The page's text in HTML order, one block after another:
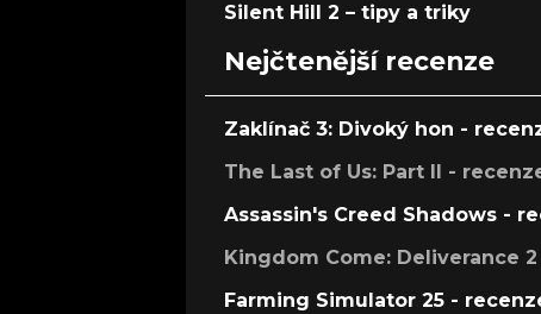
Silent Hill 2 – tipy a triky
Nejčtenější recenze
Zaklínač 3: Divoký hon -
The Last of Us: Part II -
Assassin's Creed Shadows -
Kingdom Come: Deliverance
Farming Simulator 25 -